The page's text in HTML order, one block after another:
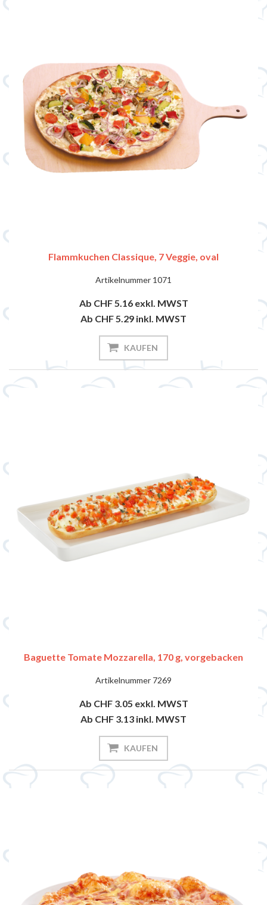
Flammkuchen Classique, 7 Veggie, oval
Artikelnummer 1071
Ab CHF 5.16 exkl. MWST
Ab CHF 5.29 inkl. MWST
KAUFEN
Baguette Tomate Mozzarella, 170 g, vorgebacken
Artikelnummer 7269
Ab CHF 3.05 exkl. MWST
Ab CHF 3.13 inkl. MWST
KAUFEN